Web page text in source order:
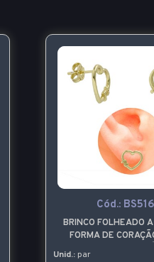
Cód.:
BRINCO FOLHEADO
FORMA DE
Unid.: par